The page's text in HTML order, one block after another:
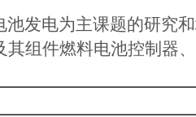
发电为主课题的研究和
组件燃料电池控制器